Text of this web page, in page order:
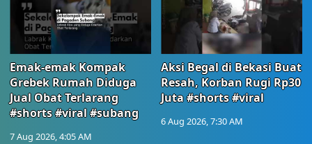
Emak-emak Kompak
Grebek Rumah Diduga
Jual Obat Terlarang
#shorts #viral #subang
7 Aug 2026, 4:05 AM
Aksi Begal di Bekasi Buat
Resah, Korban Rugi Rp30
Juta #shorts #viral
6 Aug 2026, 7:30 AM